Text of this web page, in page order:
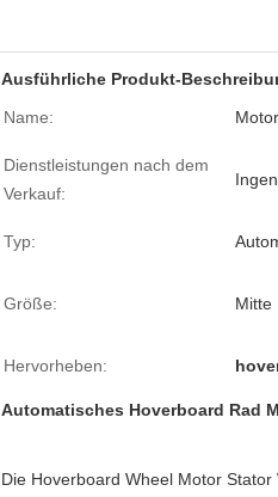
Ausführliche Produkt-
Name:
Dienstleistungen nach dem
Verkauf:
Typ:
Größe: Mitte
Hervorheben:
Automatisches Hoverboard Rad
Die Hoverboard Wheel Motor